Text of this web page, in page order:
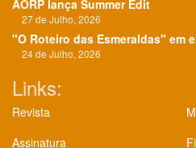
AORP lança Summer Edit
27 de Julho, 2026
"O Roteiro das Esmeraldas" em
24 de Julho, 2026
Links:
Revista
Assinatura